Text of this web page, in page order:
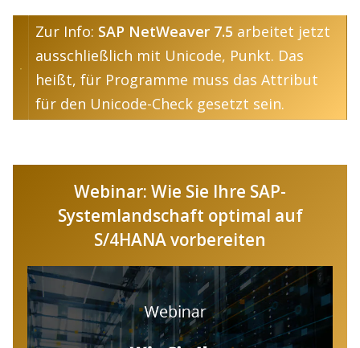
Zur Info: SAP NetWeaver 7.5 arbeitet jetzt
ausschließlich mit Unicode, Punkt. Das
heißt, für Programme muss das Attribut
für den Unicode-Check gesetzt sein.
Webinar: Wie Sie Ihre SAP-
Systemlandschaft optimal auf
S/4HANA vorbereiten